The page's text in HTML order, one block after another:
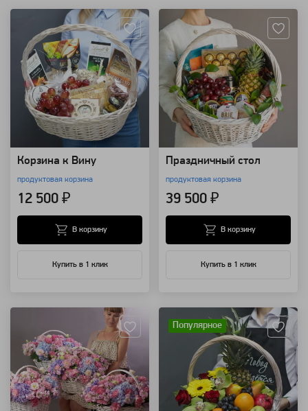
Корзина к Вину
продуктовая корзина
12 500 ₽
Купить в 1 клик
В корзину
Праздничный стол
продуктовая корзина
39 500 ₽
Купить в 1 клик
В корзину
Популярное